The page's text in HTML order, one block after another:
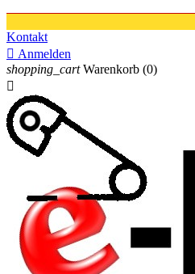
Kontakt
 Anmelden
shopping_cart Warenkorb (0)
